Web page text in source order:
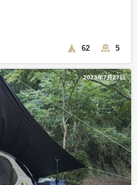
62 5
2023年7月27日